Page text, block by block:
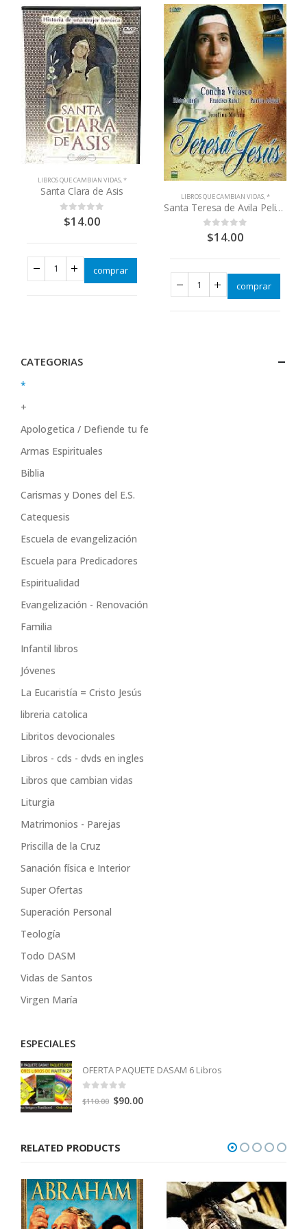
LIBROS QUE CAMBIAN VIDAS,*
Santa Clara de Asis
out of 5
$14.00
comprar
LIBROS QUE CAMBIAN VIDAS, *
Santa Teresa de Avila Pelicula
out of 5
$14.00
comprar
CATEGORIAS
*
+
Apologetica / Defiende tu fe
Armas Espirituales
Biblia
Carismas y Dones del E.S.
Catequesis
Escuela de evangelización
Escuela para Predicadores
Espiritualidad
Evangelización - Renovación
Familia
Infantil libros
Jóvenes
La Eucaristía = Cristo Jesús
libreria catolica
Libritos devocionales
Libros - cds - dvds en ingles
Libros que cambian vidas
Liturgia
Matrimonios - Parejas
Priscilla de la Cruz
Sanación física e Interior
Super Ofertas
Superación Personal
Teología
Todo DASM
Vidas de Santos
Virgen María
ESPECIALES
OFERTA PAQUETE DASAM 6 Libros
out of 5
$110.00 Original
$110.00.
$90.00Current
RELATED PRODUCTS